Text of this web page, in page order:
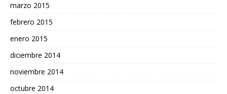
marzo 2015
febrero 2015
enero 2015
diciembre 2014
noviembre 2014
octubre 2014